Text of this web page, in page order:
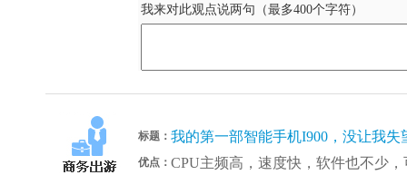
我来对此观点说两句（最多400个字符）
标题： 我的第一部智能手机I900，没让我
优点： CPU主频高，速度快，软件也不少